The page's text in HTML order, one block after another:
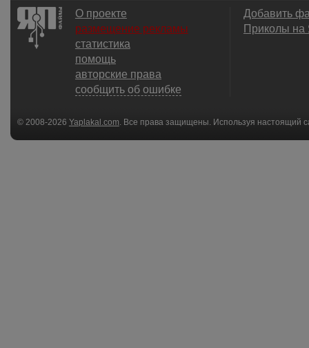
О проекте
размещение рекламы
статистика
помощь
авторские права
сообщить об ошибке
Добавить
Приколы
© 2008-2026 Yaplakal.com . Все права защищены. Используя настоящий
соглашения.